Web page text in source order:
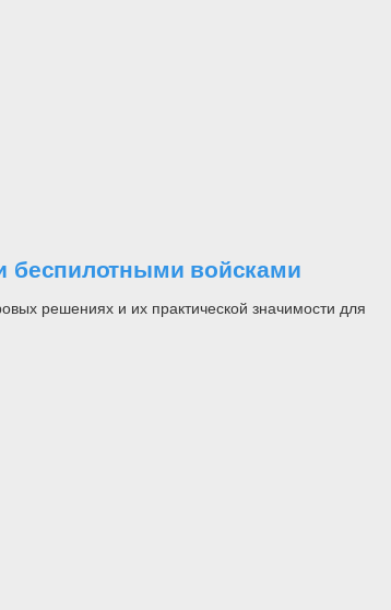
беспилотными войсками
решениях и их практической значимости для